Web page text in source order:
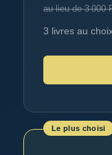
au lieu de3 000
3 livres au
Le plus choisi